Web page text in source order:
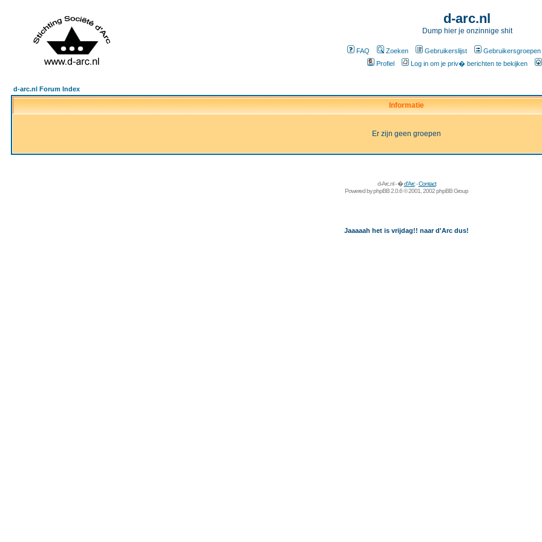
d-arc.nl
Dump hier je onzinnige shit
FAQ Zoeken Gebruikerslijst Gebruikersgroepen
Profiel
Log in om je priv� berichten te bekijken
d-arc.nl Forum Index
Informatie
Er zijn geen groepen
d-Arc.nl - �d'Arc-Contact
Powered byphpBB2.0.6 © 2001, 2002 phpBB Group
Jaaaaah het is vrijdag!! naar d'Arc dus!